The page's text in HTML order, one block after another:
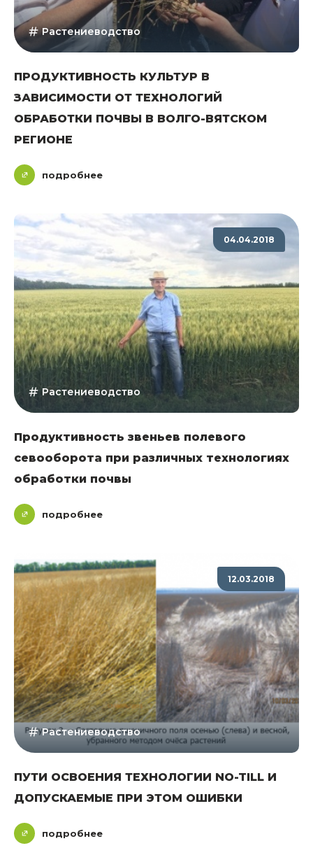
Растениеводство
ПРОДУКТИВНОСТЬ КУЛЬТУР В
ЗАВИСИМОСТИ ОТ ТЕХНОЛОГИЙ
ОБРАБОТКИ ПОЧВЫ В ВОЛГО-ВЯТСКОМ
РЕГИОНЕ
подробнее
04.04.2018
Растениеводство
Продуктивность звеньев полевого
севооборота при различных технологиях
обработки почвы
подробнее
12.03.2018
Растениеводство
ПУТИ ОСВОЕНИЯ ТЕХНОЛОГИИ NO-TILL И
ДОПУСКАЕМЫЕ ПРИ ЭТОМ ОШИБКИ
подробнее